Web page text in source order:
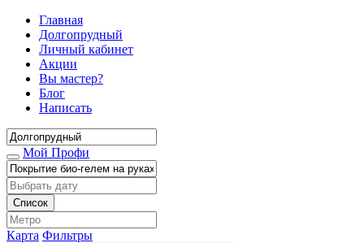
Главная
Долгопрудный
Личный кабинет
Акции
Вы мастер?
Блог
Написать
Мой Профи
Список
Карта Фильтры